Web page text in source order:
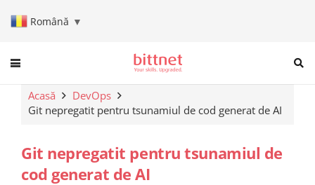
Română ▼
When autocomplete results
Acasă
DevOps
Git nepregatit pentru tsunamiul de cod generat de AI
Git nepregatit pentru tsunamiul de
cod generat de AI